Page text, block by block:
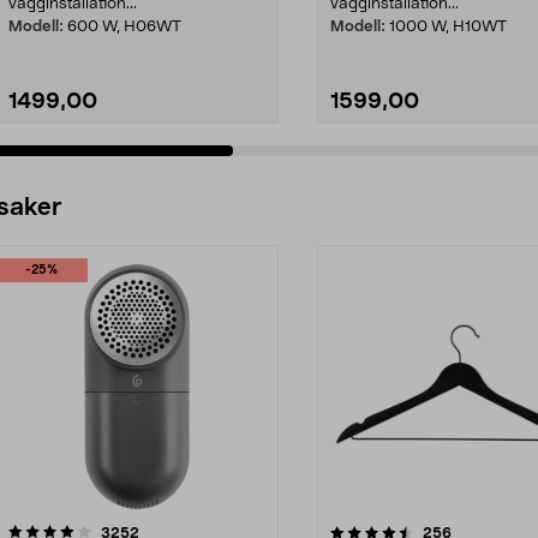
vägginstallation...
Modell: 600 W, H06WT
1499,00
vägginstallation...
Modell: 1000 W, H10WT
1599,00
-25%
3252
4.5av 5 stjärnor 256recensioner
4.0av 5 stjärnor